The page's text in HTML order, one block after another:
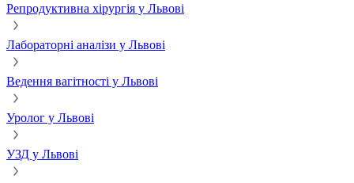
Репродуктивна хірургія у Львові
Лабораторні аналізи у Львові
Ведення вагітності у Львові
Уролог у Львові
УЗД у Львові